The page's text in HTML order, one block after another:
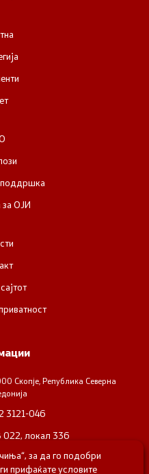
за ОЈИ
Скопје, Република Северна
3121-046
локал 336
за да го подобри
прифаќате условите